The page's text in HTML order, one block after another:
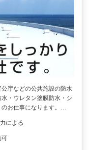
庁などの公共施設の防水
・ウレタン塗膜防水・シ
お仕事になります。…
による